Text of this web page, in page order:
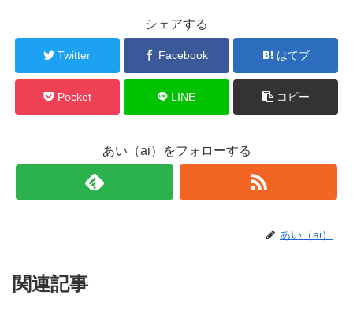
シェアする
Twitter Facebook はてブ
Pocket LINE コピー
あい（ai）をフォローする
あい（ai）
関連記事